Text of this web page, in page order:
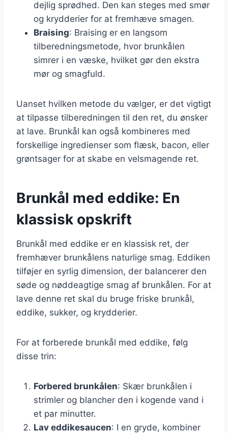
dejlig sprødhed. Den kan steges med smør
og krydderier for at fremhæve smagen.
Braising: Braising er en langsom
tilberedningsmetode, hvor brunkålen
simrer i en væske, hvilket gør den ekstra
mør og smagfuld.
Uanset hvilken metode du vælger, er det vigtigt
at tilpasse tilberedningen til den ret, du ønsker
at lave. Brunkål kan også kombineres med
forskellige ingredienser som flæsk, bacon, eller
grøntsager for at skabe en velsmagende ret.
Brunkål med eddike: En
klassisk opskrift
Brunkål med eddike er en klassisk ret, der
fremhæver brunkålens naturlige smag. Eddiken
tilføjer en syrlig dimension, der balancerer den
søde og nøddeagtige smag af brunkålen. For at
lave denne ret skal du bruge friske brunkål,
eddike, sukker, og krydderier.
For at forberede brunkål med eddike, følg
disse trin:
Forbered brunkålen: Skær brunkålen i
strimler og blancher den i kogende vand i
et par minutter.
Lav eddikesaucen: I en gryde, kombiner